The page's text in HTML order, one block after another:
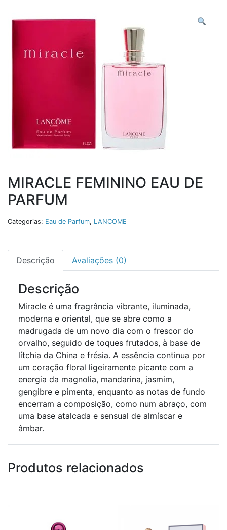
MIRACLE FEMININO EAU DE
PARFUM
Categorias: Eau de Parfum, LANCOME
Descrição Avaliações (0)
Descrição
Miracle é uma fragrância vibrante, iluminada,
moderna e oriental, que se abre como a
madrugada de um novo dia com o frescor do
orvalho, seguido de toques frutados, à base de
lítchia da China e frésia. A essência continua por
um coração floral ligeiramente picante com a
energia da magnolia, mandarina, jasmim,
gengibre e pimenta, enquanto as notas de fundo
encerram a composição, como num abraço, com
uma base atalcada e sensual de almíscar e
âmbar.
Produtos relacionados